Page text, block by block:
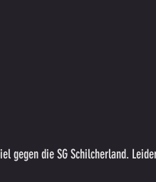
gegen die SG Schilcherland.